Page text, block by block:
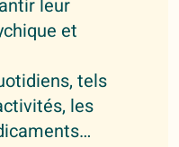
leur
et
tels
les